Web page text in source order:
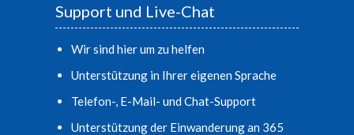
Support und Live-Chat
Wir sind hier um zu helfen
Unterstützung in Ihrer eigenen Sprache
Telefon-, E-Mail- und Chat-Support
Unterstützung der Einwanderung an 365